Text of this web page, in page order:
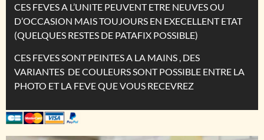
CES FEVES A L’UNITE PEUVENT ETRE NEUVES OU
D’OCCASION MAIS TOUJOURS EN EXECELLENT ETAT
(QUELQUES RESTES DE PATAFIX POSSIBLE)
CES FEVES SONT PEINTES A LA MAINS , DES
VARIANTES DE COULEURS SONT POSSIBLE ENTRE LA
PHOTO ET LA FEVE QUE VOUS RECEVREZ